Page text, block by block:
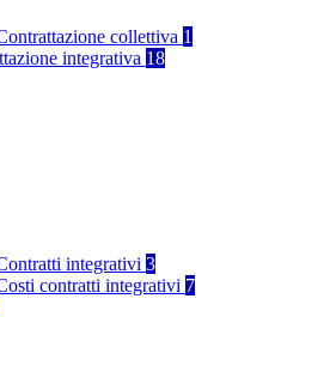
collettiva 1
integrativa 18
integrativi 3
contratti integrativi 7